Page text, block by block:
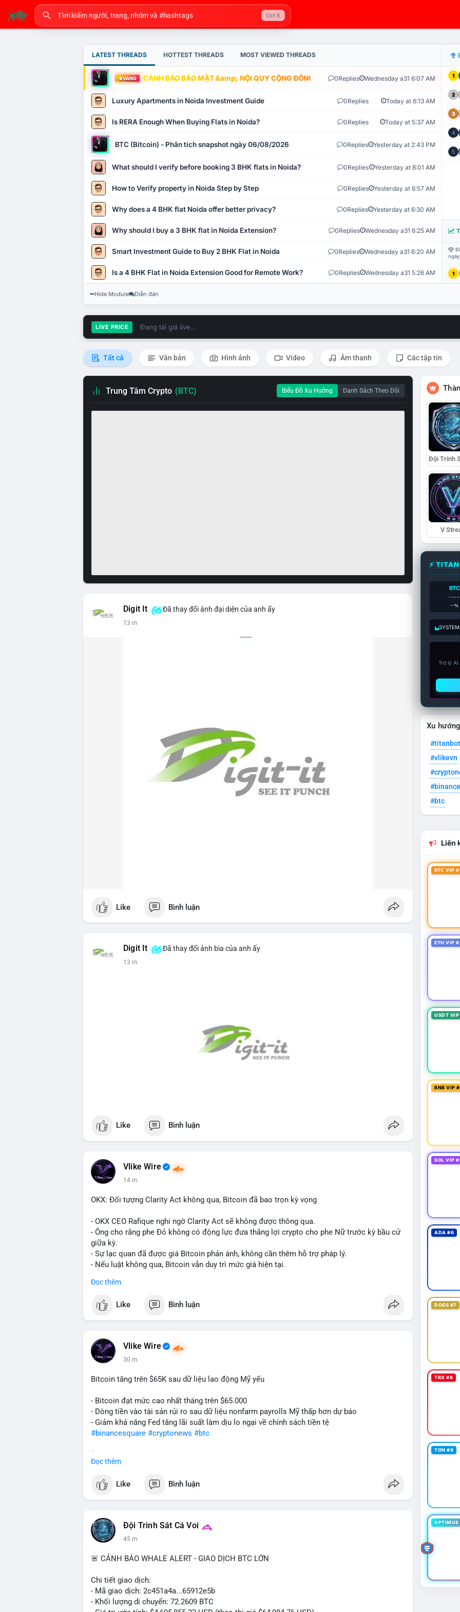
Ctrl K
LATEST THREADS HOTTEST THREADS MOST VIEWED THREADS
VÀNG CẢNH BÁO BẢO MẬT &amp; NỘI QUY CỘNG ĐỒNG VLIKE.VN: HỆ THỐNG GIÁM SÁT TỰ
0Replies Wednesday a31 6:07 AM
Luxury Apartments in Noida Investment Guide 0Replies Today at 6:13 AM
Is RERA Enough When Buying Flats in Noida? 0Replies Today at 5:37 AM
BTC (Bitcoin) - Phân tích snapshot ngày 06/08/2026 0Replies Yesterday at 2:43 PM
What should I verify before booking 3 BHK flats in Noida? 0Replies Yesterday at 8:01 AM
How to Verify property in Noida Step by Step 0Replies Yesterday at 6:57 AM
Why does a 4 BHK flat Noida offer better privacy? 0Replies Yesterday at 6:30 AM
Why should I buy a 3 BHK flat in Noida Extension? 0Replies Wednesday a31 6:25 AM
Smart Investment Guide to Buy 2 BHK Flat in Noida 0Replies Wednesday a31 6:20 AM
Is a 4 BHK Flat in Noida Extension Good for Remote Work? 0Replies Wednesday a31 5:26 AM
1
2
3
4
5
1
Hide Module Diễn đàn
LIVE PRICE Đang tải giá live...
Tất cả Văn bản Hình ảnh Video Âm thanh Các tập tin
Trung Tâm Crypto (BTC) Biểu Đồ Xu Hướng Danh Sách Theo Dõi
Digit It Đã thay đổi ảnh đại diện của anh ấy
13 m
Like Bình luận
Digit It Đã thay đổi ảnh bìa của anh ấy
14 m
Like Bình luận
Vlike Wire
14 m
OKX: Đối tượng Clarity Act không qua, Bitcoin đã bao trọn kỳ vọng
- OKX CEO Rafique nghi ngờ Clarity Act sẽ không được thông qua.
- Ông cho rằng phe Đỏ không có động lực đưa thắng lợi crypto cho phe Nữ trước kỳ bầu cử
giữa kỳ.
- Sự lạc quan đã được giá Bitcoin phản ánh, không cần thêm hỗ trợ pháp lý.
- Nếu luật không qua, Bitcoin vẫn duy trì mức giá hiện tại.
#binancesquare
$btc
📰 Nguồn: CoinDesk
Đọc thêm
Like Bình luận
Vlike Wire
30 m
Bitcoin tăng trên $65K sau dữ liệu lao động Mỹ yếu
- Bitcoin đạt mức cao nhất tháng trên $65.000
- Dòng tiền vào tài sản rủi ro sau dữ liệu nonfarm payrolls Mỹ thấp hơn dự báo
- Giảm khả năng Fed tăng lãi suất làm dịu lo ngại về chính sách tiền tệ
#binancesquare #cryptonews #btc
📰 Nguồn: Cointelegraph
Đọc thêm
Like Bình luận
Đội Trinh Sát Cá Voi
45 m
🚨 CẢNH BÁO WHALE ALERT - GIAO DỊCH BTC LỚN
Chi tiết giao dịch:
- Mã giao dịch: 2c451a4a...65912e5b
- Khối lượng di chuyển: 72.2609 BTC
V
⚡
BTC
--%
Trợ lý
Xu
#titanbot
#vlikevn
#btc
Liên
BTC VIP
ETH VIP
USDT
BNB VIP
SOL VIP
ADA #6
DOGE #7
TRX #8
TON #9
OPTIMUS